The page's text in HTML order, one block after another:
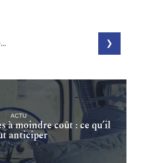
ACTU
à moindre coût : ce qu’il
anticiper